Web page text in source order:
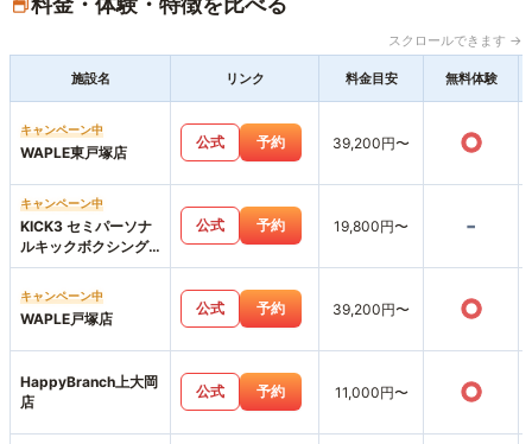
スクロールできます →
施設名 リンク 料金目安 無料体験
キャンペーン中
WAPLE東戸塚店
公式 予約 39,200円〜 ○
キャンペーン中
KICK3 セミパーソナ
ルキックボクシング
ジム二俣川店
公式 予約 19,800円〜 -
キャンペーン中
WAPLE戸塚店
公式 予約 39,200円〜 ○
HappyBranch上大岡
店
公式 予約 11,000円〜 ○